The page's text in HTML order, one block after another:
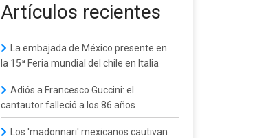
Artículos recientes
La embajada de México presente en
la 15ª Feria mundial del chile en Italia
Adiós a Francesco Guccini: el
cantautor falleció a los 86 años
Los 'madonnari' mexicanos cautivan